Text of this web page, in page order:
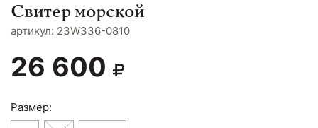
Свитер морской
aртикул: 23W336-0810
26 600
Размер: